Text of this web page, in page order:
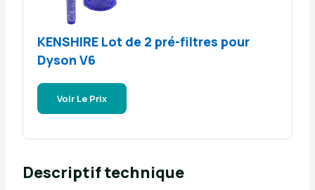
KENSHIRE Lot de 2 pré-filtres pour
Dyson V6
Voir Le Prix
Descriptif technique